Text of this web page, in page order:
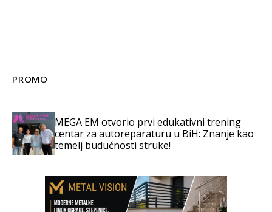
PROMO
MEGA EM otvorio prvi edukativni trening
centar za autoreparaturu u BiH: Znanje kao
temelj budućnosti struke!